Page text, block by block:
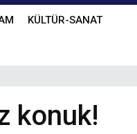
KÜLTÜR-SANAT
konuk!